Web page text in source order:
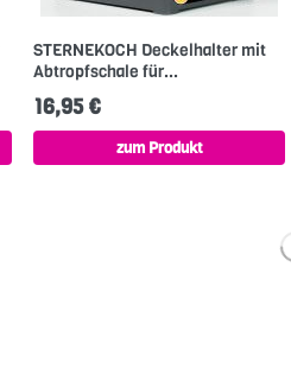
STERNEKOCH Deckelhalter mit
Abtropfschale für...
16,95 €
zum Produkt